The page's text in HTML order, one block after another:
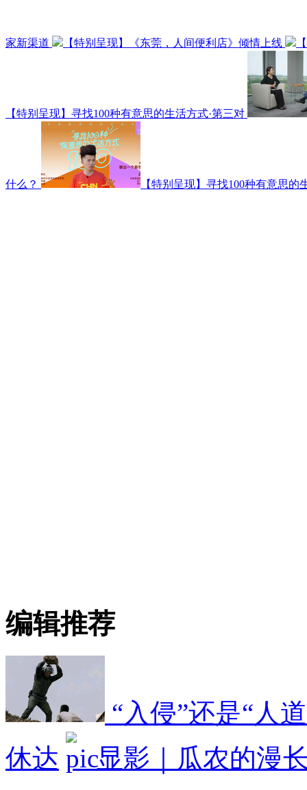
家新渠道 【特别呈现】《东莞，人间便利店》倾情上线
【特别呈现】寻找100种有意思的生活方式·第三对
什么？ 【特别呈现】寻找100种有意思的
编辑推荐
“入侵”还是“人
休达
显影｜瓜农的漫